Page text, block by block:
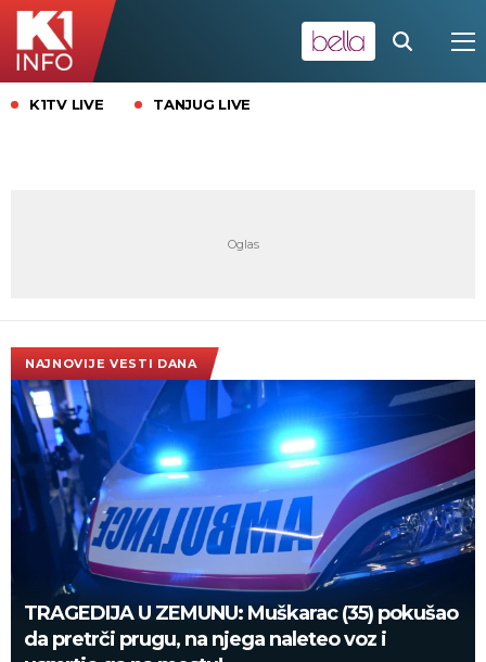
K1TV LIVE TANJUG LIVE
NAJNOVIJE VESTI DANA
TRAGEDIJA U ZEMUNU: Muškarac (35) pokušao
da pretrči prugu, na njega naleteo voz i